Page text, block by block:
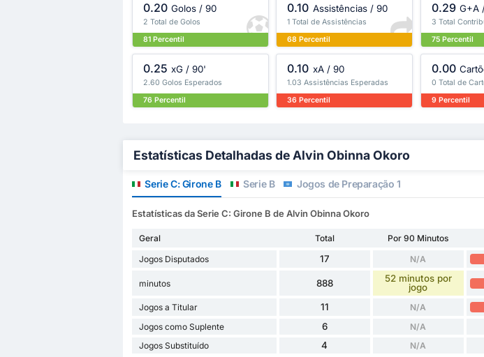
0.20 Golos / 90
2 Total de Golos
81 Percentil
0.10 Assistências / 90
1 Total de Assistências
68 Percentil
0.29 G+A
3 Total
75 Percentil
0.25 xG / 90'
2.60 Golos Esperados
76 Percentil
0.10 xA / 90
1.03 Assistências Esperadas
36 Percentil
0.00
0 Total de
9 Percentil
Estatísticas Detalhadas de Alvin Obinna Okoro
Serie C: Girone B Serie B Jogos de Preparação 1
Estatísticas da Serie C: Girone B de Alvin Obinna Okoro
Geral Total Por 90 Minutos
Jogos Disputados
17 N/A
minutos 888
52 minutos por
jogo
Jogos a Titular 11 N/A
Jogos como Suplente 6 N/A
Jogos Substituído 4 N/A